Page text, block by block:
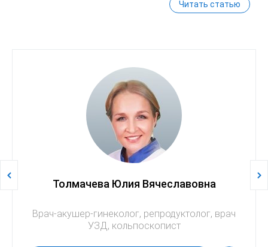
Читать статью
Толмачева Юлия Вячеславовна
Врач-акушер-гинеколог, репродуктолог, врач
УЗД, кольпоскопист